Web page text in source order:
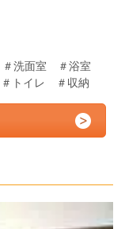
洗面室 ＃浴室
収納